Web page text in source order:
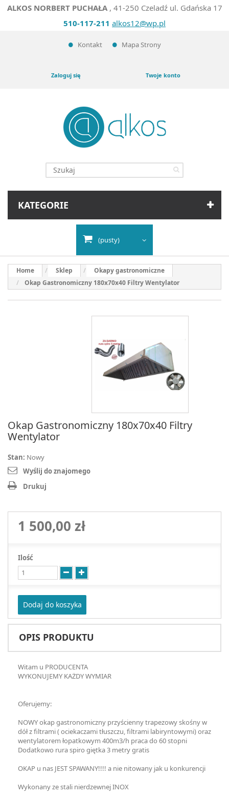
ALKOS NORBERT PUCHAŁA, 41-250 Czeladź ul. Gdańska 17
510-117-211 alkos12@wp.pl
Kontakt Mapa Strony
Zaloguj się Twoje konto
KATEGORIE
(pusty)
Home Sklep
Okapy gastronomiczne
Okap Gastronomiczny 180x70x40 Filtry Wentylator
Okap Gastronomiczny 180x70x40 Filtry
Wentylator
Stan: Nowy
Wyślij do znajomego
Drukuj
1 500,00 zł
Ilość
Dodaj do koszyka
OPIS PRODUKTU
Witam u PRODUCENTA
WYKONUJEMY KAŻDY WYMIAR
Oferujemy:
NOWY okap gastronomiczny przyścienny trapezowy skośny w
dół z filtrami ( ociekaczami tłuszczu, filtrami labiryntowymi) oraz
wentylatorem łopatkowym 400m3/h praca do 60 stopni
Dodatkowo rura spiro giętka 3 metry gratis
OKAP u nas JEST SPAWANY!!!! a nie nitowany jak u konkurencji
Wykonany ze stali nierdzewnej INOX